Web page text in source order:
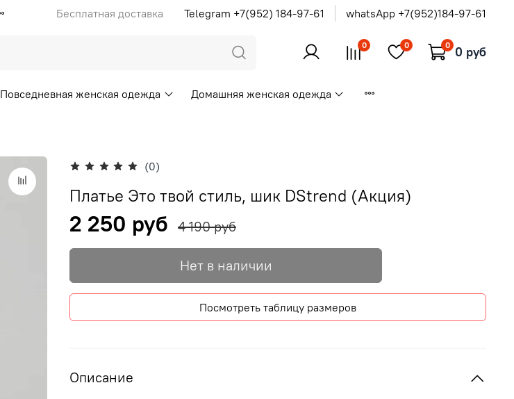
Бесплатная доставка Telegram +7(952) 184-97-61 whatsApp +7(952)184-97-61
0 0 0 0 руб
Повседневная женская одежда Домашняя женская одежда
(0)
Платье Это твой стиль, шик DStrend (Акция)
2 250 руб 4 190 руб
Нет в наличии
Посмотреть таблицу размеров
Описание